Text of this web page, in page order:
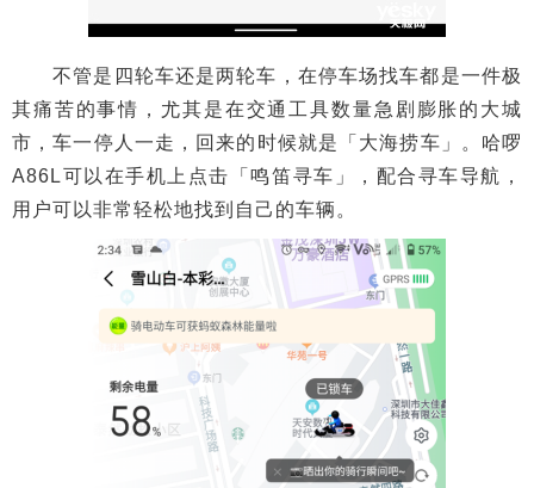
不管是四轮车还是两轮车，在停车场找车都是一件极
其痛苦的事情，尤其是在交通工具数量急剧膨胀的大城
市，车一停人一走，回来的时候就是「大海捞车」。哈啰
A86L可以在手机上点击「鸣笛寻车」，配合寻车导航，
用户可以非常轻松地找到自己的车辆。